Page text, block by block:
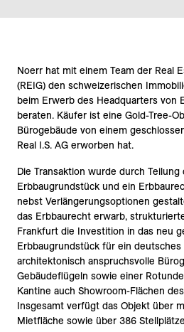
Noerr hat mit einem Team der Real
(REIG) den schweizerischen
beim Erwerb des Headquarters von
beraten. Käufer ist eine Gold-Tree-
Bürogebäude von einem
Real I.S. AG erworben hat.
Die Transaktion wurde durch
Erbbaugrundstück und ein
nebst Verlängerungsoptionen
das Erbbaurecht erwarb,
Frankfurt die Investition in das neu
Erbbaugrundstück für ein deutsches
architektonisch anspruchsvolle
Gebäudeflügeln sowie einer
Kantine auch Showroom-Flächen
Insgesamt verfügt das Objekt über
Mietfläche sowie über 386